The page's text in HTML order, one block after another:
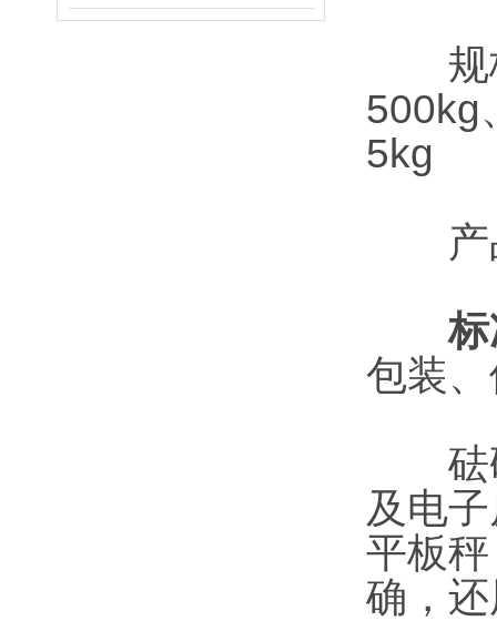
规格
500kg
5kg
产
包装
砝码
及电
平板
确，